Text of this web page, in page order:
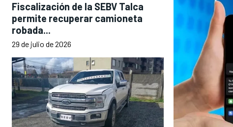
Fiscalización de la SEBV Talca
permite recuperar camioneta
robada...
29 de julio de 2026